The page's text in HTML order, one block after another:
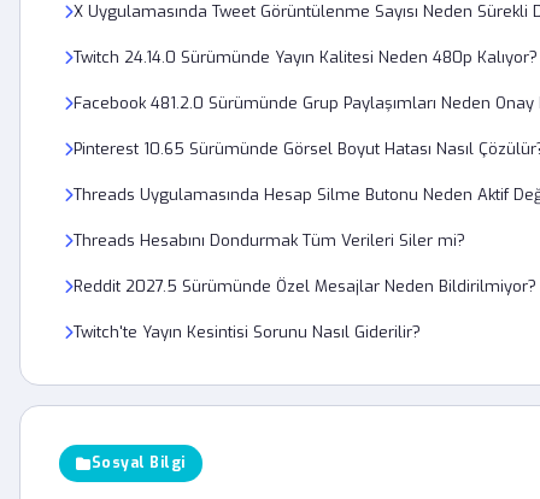
Sosyal Bilgi
X Uygulamasında Tweet Görüntülenme Sayısı Neden Sürekli
Twitch 24.14.0 Sürümünde Yayın Kalitesi Neden 480p Kalıyor?
Facebook 481.2.0 Sürümünde Grup Paylaşımları Neden Onay
Pinterest 10.65 Sürümünde Görsel Boyut Hatası Nasıl
Threads Uygulamasında Hesap Silme Butonu Neden Aktif
Threads Hesabını Dondurmak Tüm Verileri Siler mi?
Reddit 2027.5 Sürümünde Özel Mesajlar Neden Bildirilmiyor?
Twitch'te Yayın Kesintisi Sorunu Nasıl Giderilir?